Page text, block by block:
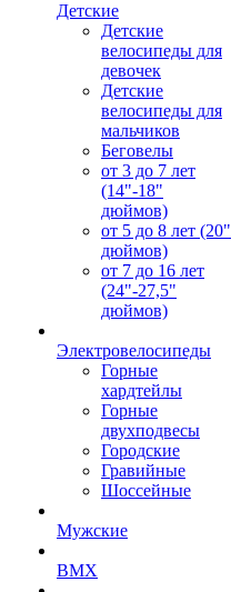
Детские
Детские
велосипеды для
девочек
Детские
велосипеды для
мальчиков
Беговелы
от 3 до 7 лет
(14"-18"
дюймов)
от 5 до 8 лет (20"
дюймов)
от 7 до 16 лет
(24"-27,5"
дюймов)
Электровелосипеды
Горные
хардтейлы
Горные
двухподвесы
Городские
Гравийные
Шоссейные
Мужские
BMX